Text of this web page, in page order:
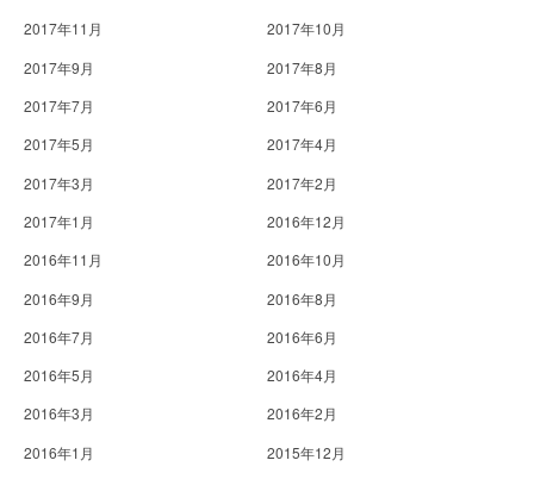
2017年11月
2017年10月
2017年9月
2017年8月
2017年7月
2017年6月
2017年5月
2017年4月
2017年3月
2017年2月
2017年1月
2016年12月
2016年11月
2016年10月
2016年9月
2016年8月
2016年7月
2016年6月
2016年5月
2016年4月
2016年3月
2016年2月
2016年1月
2015年12月